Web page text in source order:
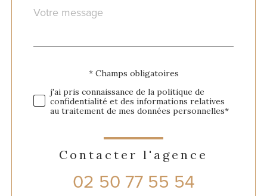
Fieldset
défaut
Message
*
Validation* Champs obligatoires
j'ai pris connaissance de la politique de
confidentialité et des informations relatives
au traitement de mes données personnelles*
Contacter l'agence
02 50 77 55 54